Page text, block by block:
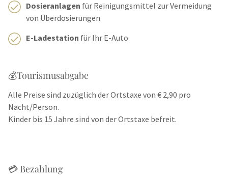
Dosieranlagen für Reinigungsmittel zur Vermeidung
von Überdosierungen
E-Ladestation für Ihr E-Auto
💰Tourismusabgabe
Alle Preise sind zuzüglich der Ortstaxe von € 2,90 pro
Nacht/Person.
Kinder bis 15 Jahre sind von der Ortstaxe befreit.
💳 Bezahlung